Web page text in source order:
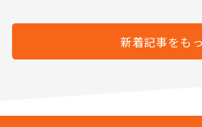
新着記事をも